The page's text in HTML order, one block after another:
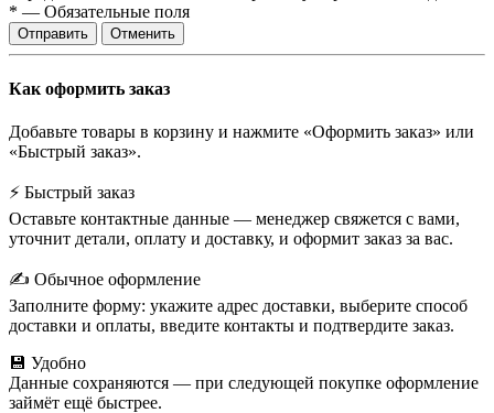
* — Обязательные поля
Отправить Отменить
Как оформить заказ
Добавьте товары в корзину и нажмите «Оформить заказ» или
«Быстрый заказ».
⚡ Быстрый заказ
Оставьте контактные данные — менеджер свяжется с вами,
уточнит детали, оплату и доставку, и оформит заказ за вас.
✍️ Обычное оформление
Заполните форму: укажите адрес доставки, выберите способ
доставки и оплаты, введите контакты и подтвердите заказ.
💾 Удобно
Данные сохраняются — при следующей покупке оформление
займёт ещё быстрее.